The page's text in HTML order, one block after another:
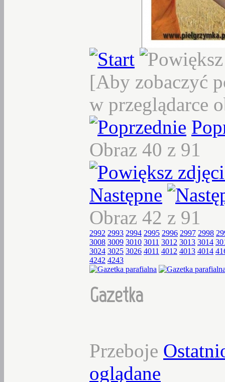
[Aby zobaczyć
w przeglądarce
Obraz 40 z 91
Następne
Obraz 42 z 91
2992 2993 2994 2995 2996 2997 2998
3008 3009 3010 3011 3012 3013 3014
3024 3025 3026 4011 4012 4013 4014
4242 4243
Gazetka
Przeboje
oglądane